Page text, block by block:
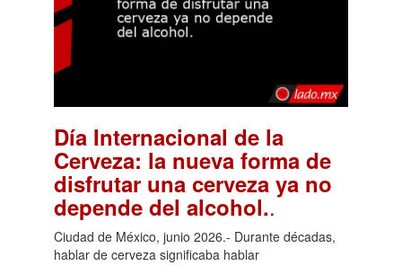
Día Internacional de la
Cerveza: la nueva forma de
disfrutar una cerveza ya no
depende del alcohol..
Ciudad de México, junio 2026.- Durante décadas,
hablar de cerveza significaba hablar